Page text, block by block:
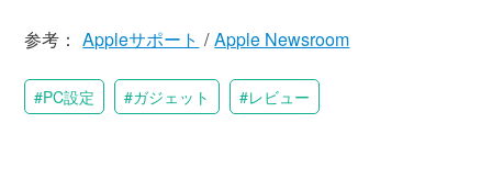
参考： Appleサポート /Apple Newsroom
PC設定 ガジェット レビュー